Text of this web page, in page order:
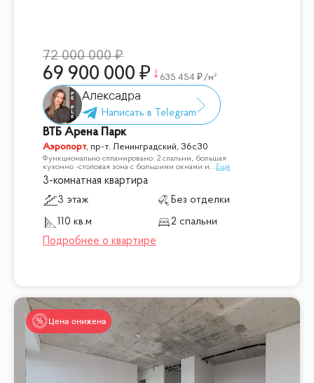
72 000 000
69 900 000 635 454 /м²
Алексадра
ВТБ Арена Парк
Аэропорт,пр-т. Ленинградский, 36с30
Функционально спланировано: 2 спальни, большая
кухонно -столовая зона с большими окнами и... Ещё
3-комнатная квартира
3 этаж
Без отделки
110 кв.м
2 спальни
Цена снижена